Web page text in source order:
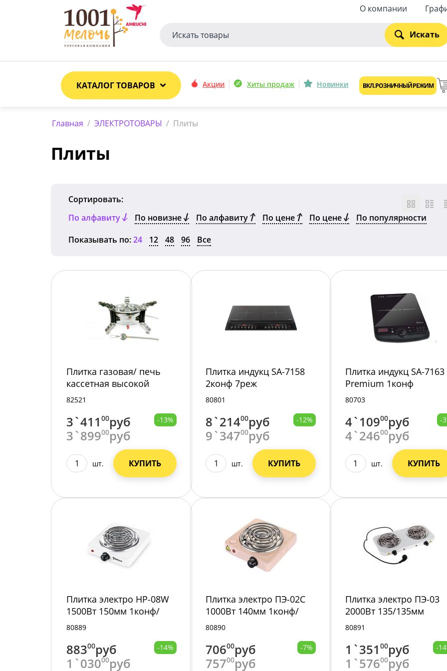
О компании
Искать
КАТАЛОГ ТОВАРОВ Акции Хиты продаж Новинки ВКЛ. РОЗНИЧНЫЙ РЕЖИМ
Главная / ЭЛЕКТРОТОВАРЫ / Плиты
Плиты
Сортировать:
По алфавиту
По новизне По алфавиту По цене По цене
По популярности
Показывать по:24 12 48 96 Все
Плитка газовая/ печь
кассетная высокой
мощности с чехлом #9
82521
3`411 00руб
3`89900руб
-13%
шт. КУПИТЬ
Плитка индукц SA-7158
2конф 7реж
80801
8`21400руб
9`34700руб
-12%
шт. КУПИТЬ
Плитка индукц SA-7163
Premium 1конф
стеклокерамика
80703
4`10900руб
4`24600руб
-
шт. КУПИТЬ
Плитка электро HP-08W
1500Вт 150мм 1конф/
спир бел
80889
88300руб
1`03000руб
-14%
Плитка электро ПЭ-02C
1000Вт 140мм 1конф/
спир беж
80890
70600руб
75700руб
-7%
Плитка электро ПЭ-03
2000Вт 135/135мм
2конф/спир бел
80891
1`351 00руб
1`57600руб
-